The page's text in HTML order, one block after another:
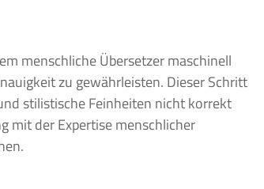
menschliche Übersetzer maschinell
zu gewährleisten. Dieser Schritt
stilistische Feinheiten nicht korrekt
mit der Expertise menschlicher